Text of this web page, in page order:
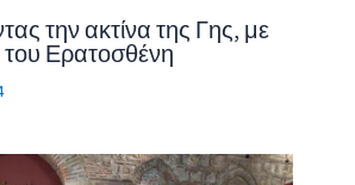
την ακτίνα της Γης, με
Ερατοσθένη